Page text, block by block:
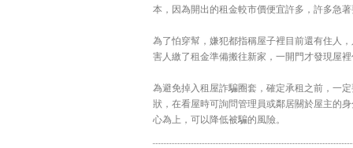
本，因為開出的租金較市價便宜許多，許多急
為了怕穿幫，嫌犯都指稱屋子裡目前還有住人
害人繳了租金準備搬往新家，一開門才發現屋
為避免掉入租屋詐騙圈套，確定承租之前，一
狀，在看屋時可詢問管理員或鄰居關於屋主的
心為上，可以降低被騙的風險。